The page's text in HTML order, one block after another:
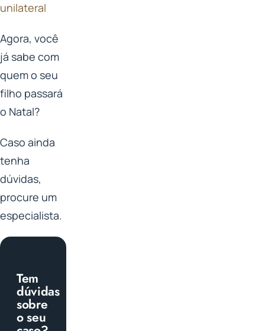
unilateral
Agora, você
já sabe com
quem o seu
filho passará
o Natal?
Caso ainda
tenha
dúvidas,
procure um
especialista.
Tem
dúvidas
sobre
o seu